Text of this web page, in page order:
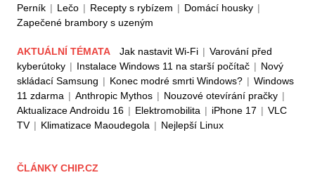
Perník | Lečo | Recepty s rybízem | Domácí housky |
Zapečené brambory s uzeným
AKTUÁLNÍ TÉMATA Jak nastavit Wi-Fi | Varování před
kyberútoky | Instalace Windows 11 na starší počítač | Nový
skládací Samsung | Konec modré smrti Windows? | Windows
11 zdarma | Anthropic Mythos | Nouzové otevírání pračky |
Aktualizace Androidu 16 | Elektromobilita | iPhone 17 | VLC
TV | Klimatizace Maoudegola | Nejlepší Linux
ČLÁNKY CHIP.CZ